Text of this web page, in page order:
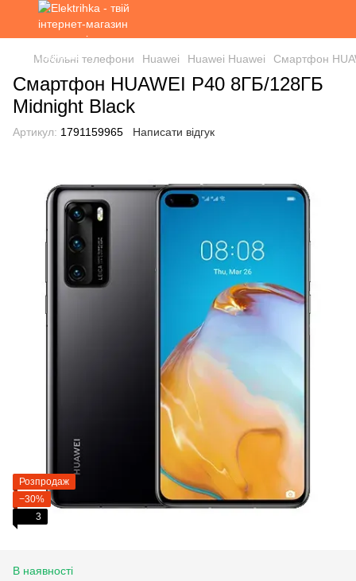
Мобільні телефони Huawei Huawei Huawei Смартфон
Смартфон HUAWEI P40 8ГБ/128ГБ
Midnight Black
Артикул: 1791159965 Написати відгук
Розпродаж
−30%
3
В наявності